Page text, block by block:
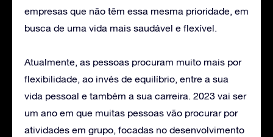
empresas que não têm essa mesma prioridade, em
busca de uma vida mais saudável e flexível.
Atualmente, as pessoas procuram muito mais por
flexibilidade, ao invés de equilíbrio, entre a sua
vida pessoal e também a sua carreira. 2023 vai ser
um ano em que muitas pessoas vão procurar por
atividades em grupo, focadas no desenvolvimento